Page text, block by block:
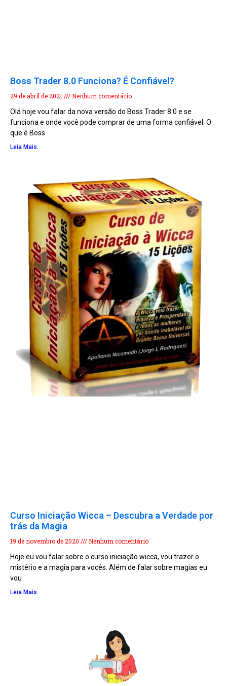
Boss Trader 8.0 Funciona? É Confiável?
29 de abril de 2021
Nenhum comentário
Olá hoje vou falar da nova versão do Boss Trader 8.0 e se
funciona e onde você pode comprar de uma forma confiável. O
que é Boss
Leia Mais.
Curso Iniciação Wicca – Descubra a Verdade por
trás da Magia
19 de novembro de 2020
Nenhum comentário
Hoje eu vou falar sobre o curso iniciação wicca, vou trazer o
mistério e a magia para vocês. Além de falar sobre magias eu
vou
Leia Mais.